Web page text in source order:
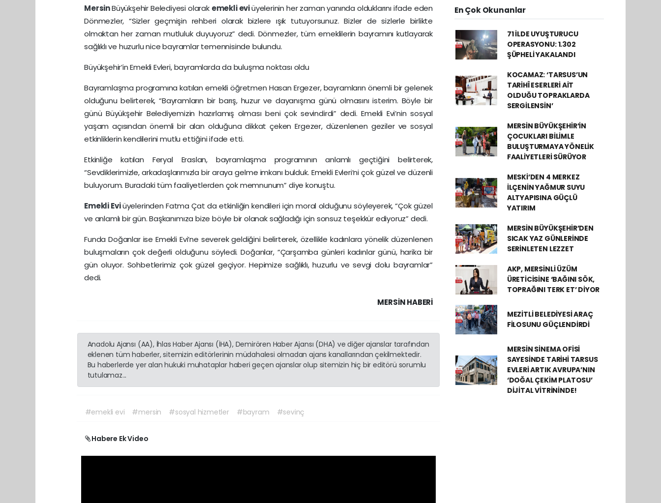
MersinBüyükşehir Belediyesi olarak emekli eviüyelerinin her zaman yanında olduklarını ifade eden
Dönmezler, “Sizler geçmişin rehberi olarak bizlere ışık tutuyorsunuz. Bizler de sizlerle birlikte
olmaktan her zaman mutluluk duyuyoruz” dedi. Dönmezler, tüm emeklilerin bayramını kutlayarak
sağlıklı ve huzurlu nice bayramlar temennisinde bulundu.
Büyükşehir’in Emekli Evleri, bayramlarda da buluşma noktası oldu
Bayramlaşma programına katılan emekli öğretmen Hasan Ergezer, bayramların önemli bir gelenek
olduğunu belirterek, “Bayramların bir barış, huzur ve dayanışma günü olmasını isterim. Böyle bir
günü Büyükşehir Belediyemizin hazırlamış olması beni çok sevindirdi” dedi. Emekli Evi’nin sosyal
yaşam açısından önemli bir alan olduğuna dikkat çeken Ergezer, düzenlenen geziler ve sosyal
etkinliklerin kendilerini mutlu ettiğini ifade etti.
Etkinliğe katılan Feryal Eraslan, bayramlaşma programının anlamlı geçtiğini belirterek,
“Sevdiklerimizle, arkadaşlarımızla bir araya gelme imkanı bulduk. Emekli Evleri’ni çok güzel ve düzenli
buluyorum. Buradaki tüm faaliyetlerden çok memnunum” diye konuştu.
Emekli Eviüyelerinden Fatma Çat da etkinliğin kendileri için moral olduğunu söyleyerek, “Çok güzel
ve anlamlı bir gün. Başkanımıza bize böyle bir olanak sağladığı için sonsuz teşekkür ediyoruz” dedi.
Funda Doğanlar ise Emekli Evi’ne severek geldiğini belirterek, özellikle kadınlara yönelik düzenlenen
buluşmaların çok değerli olduğunu söyledi. Doğanlar, “Çarşamba günleri kadınlar günü, harika bir
gün oluyor. Sohbetlerimiz çok güzel geçiyor. Hepimize sağlıklı, huzurlu ve sevgi dolu bayramlar”
dedi.
MERSIN HABERİ
Anadolu Ajansı (AA), İhlas Haber Ajansı (İHA), Demirören Haber Ajansı (DHA) ve diğer ajanslar tarafından
eklenen tüm haberler, sitemizin editörlerinin müdahalesi olmadan ajans kanallarından çekilmektedir.
Bu haberlerde yer alan hukuki muhataplar haberi geçen ajanslar olup sitemizin hiç bir editörü sorumlu
tutulamaz...
#emekli evi #mersin #sosyal hizmetler #bayram #sevinç
Habere Ek Video
En Çok Okunanlar
71 İLDE UYUŞTURUCU
OPERASYONU: 1.302
ŞÜPHELİ YAKALANDI
KOCAMAZ: ‘TARSUS’UN
TARİHÎ ESERLERİ AİT
OLDUĞU TOPRAKLARDA
SERGİLENSİN’
MERSİN BÜYÜKŞEHİR’İN
ÇOCUKLARI BİLİMLE
BULUŞTURMAYA YÖNELİK
FAALİYETLERİ SÜRÜYOR
MESKİ’DEN 4 MERKEZ
İLÇENİN YAĞMUR SUYU
ALTYAPISINA GÜÇLÜ
YATIRIM
MERSİN BÜYÜKŞEHİR’DEN
SICAK YAZ GÜNLERİNDE
SERİNLETEN LEZZET
AKP, MERSİNLİ ÜZÜM
ÜRETİCİSİNE ‘BAĞINI SÖK,
TOPRAĞINI TERK ET’ DİYOR
MEZİTLİ BELEDİYESİ ARAÇ
FİLOSUNU GÜÇLENDİRDİ
MERSİN SİNEMA OFİSİ
SAYESİNDE TARİHİ TARSUS
EVLERİ ARTIK AVRUPA’NIN
‘DOĞAL ÇEKİM PLATOSU’
DİJİTAL VİTRİNİNDE!